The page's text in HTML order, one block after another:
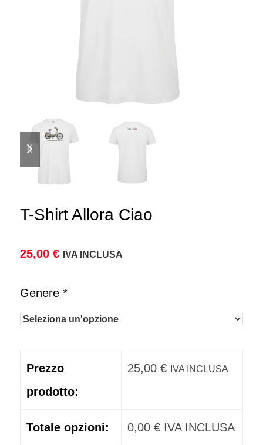
diapositiva
precedente
diapositiva
successiva
T-Shirt Allora Ciao
25,00 € IVA INCLUSA
Genere *
Prezzo
prodotto:
25,00 € IVA INCLUSA
Totale opzioni: 0,00 €IVA INCLUSA